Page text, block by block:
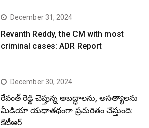
December 31, 2024
Revanth Reddy, the CM with most
criminal cases: ADR Report
December 30, 2024
రేవంత్ రెడ్డి చెప్తున్న అబద్ధాలను, అసత్యాలను
మీడియా యథాతథంగా ప్రచురితం చేస్తుంది:
కేటీఆర్